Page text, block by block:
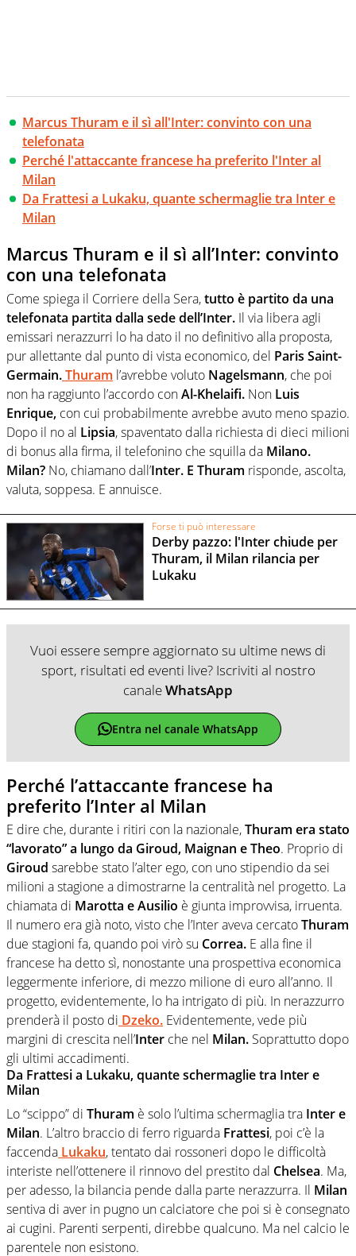
Marcus Thuram e il sì all'Inter: convinto con una
telefonata
Perché l'attaccante francese ha preferito l'Inter al
Milan
Da Frattesi a Lukaku, quante schermaglie tra Inter e
Milan
Marcus Thuram e il sì all’Inter: convinto
con una telefonata
Come spiega il Corriere della Sera,tutto è partito da una
telefonata partita dalla sede dell’Inter. Il via libera agli
emissari nerazzurri lo ha dato il no definitivo alla proposta,
pur allettante dal punto di vista economico, del Paris Saint-
Germain.Thuram l’avrebbe voluto Nagelsmann, che poi
non ha raggiunto l’accordo conAl-Khelaifi. Non Luis
Enrique, con cui probabilmente avrebbe avuto meno spazio.
Dopo il no al Lipsia, spaventato dalla richiesta di dieci milioni
di bonus alla firma, il telefonino che squilla da Milano.
Milan? No, chiamano dall’Inter. E Thuram risponde, ascolta,
valuta, soppesa. E annuisce.
Forse ti può interessare
Derby pazzo: l'Inter chiude per
Thuram, il Milan rilancia per
Lukaku
Vuoi essere sempre aggiornato su ultime news di
sport, risultati ed eventi live? Iscriviti al nostro
canaleWhatsApp
Entra nel canale WhatsApp
Perché l’attaccante francese ha
preferito l’Inter al Milan
E dire che, durante i ritiri con la nazionale,Thuram era stato
“lavorato” a lungo da Giroud, Maignan e Theo. Proprio di
Giroud sarebbe stato l’alter ego, con uno stipendio da sei
milioni a stagione a dimostrarne la centralità nel progetto. La
chiamata di Marotta e Ausilio è giunta improvvisa, irruenta.
Il numero era già noto, visto che l’Inter aveva cercatoThuram
due stagioni fa, quando poi virò su Correa. E alla fine il
francese ha detto sì, nonostante una prospettiva economica
leggermente inferiore, di mezzo milione di euro all’anno. Il
progetto, evidentemente, lo ha intrigato di più. In nerazzurro
prenderà il posto di Dzeko. Evidentemente, vede più
margini di crescita nell’Inter che nel Milan. Soprattutto dopo
gli ultimi accadimenti.
Da Frattesi a Lukaku, quante schermaglie tra Inter e
Milan
Lo “scippo” di Thuram è solo l’ultima schermaglia tra Inter e
Milan. L’altro braccio di ferro riguarda Frattesi, poi c’è la
faccenda Lukaku, tentato dai rossoneri dopo le difficoltà
interiste nell’ottenere il rinnovo del prestito dal Chelsea. Ma,
per adesso, la bilancia pende dalla parte nerazzurra. Il Milan
sentiva di aver in pugno un calciatore che poi si è consegnato
ai cugini. Parenti serpenti, direbbe qualcuno. Ma nel calcio le
parentele non esistono.